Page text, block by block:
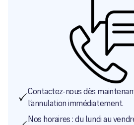
Contactez-nous dès
l’annulation immédiatement.
Nos horaires : du lundi au